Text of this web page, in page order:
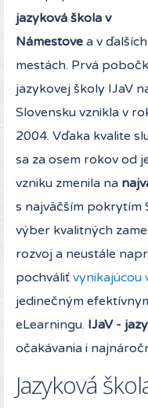
jazyková škola v
Námestove a v
mestách. Prvá
jazykovej školy IJaV
Slovensku vznikla v
2004. Vďaka kvalite
sa za osem rokov od
vzniku zmenila na
s najväčším pokrytím
výber kvalitných
rozvoj a neustále
pochváliť vynikajúcou
jedinečným
eLearningu. IJaV -
očakávania i
Jazyková